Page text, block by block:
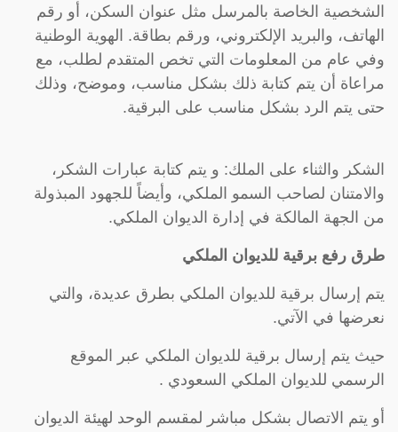
الشخصية الخاصة بالمرسل مثل عنوان السكن، أو رقم
الهاتف، والبريد الإلكتروني، ورقم بطاقة. الهوية الوطنية
وفي عام من المعلومات التي تخص المتقدم لطلب، مع
مراعاة أن يتم كتابة ذلك بشكل مناسب، وموضح، وذلك
حتى يتم الرد بشكل مناسب على البرقية.
الشكر والثناء على الملك: و يتم كتابة عبارات الشكر،
والامتنان لصاحب السمو الملكي، وأيضاً للجهود المبذولة
من الجهة المالكة في إدارة الديوان الملكي.
طرق رفع برقية للديوان الملكي
يتم إرسال برقية للديوان الملكي بطرق عديدة، والتي
نعرضها في الآتي.
حيث يتم إرسال برقية للديوان الملكي عبر الموقع
الرسمي للديوان الملكي السعودي .
أو يتم الاتصال بشكل مباشر لمقسم الوحد لهيئة الديوان